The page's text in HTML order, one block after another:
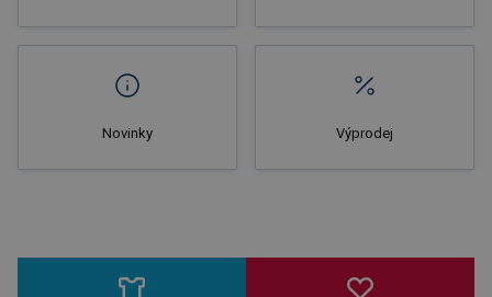
Novinky Výprodej